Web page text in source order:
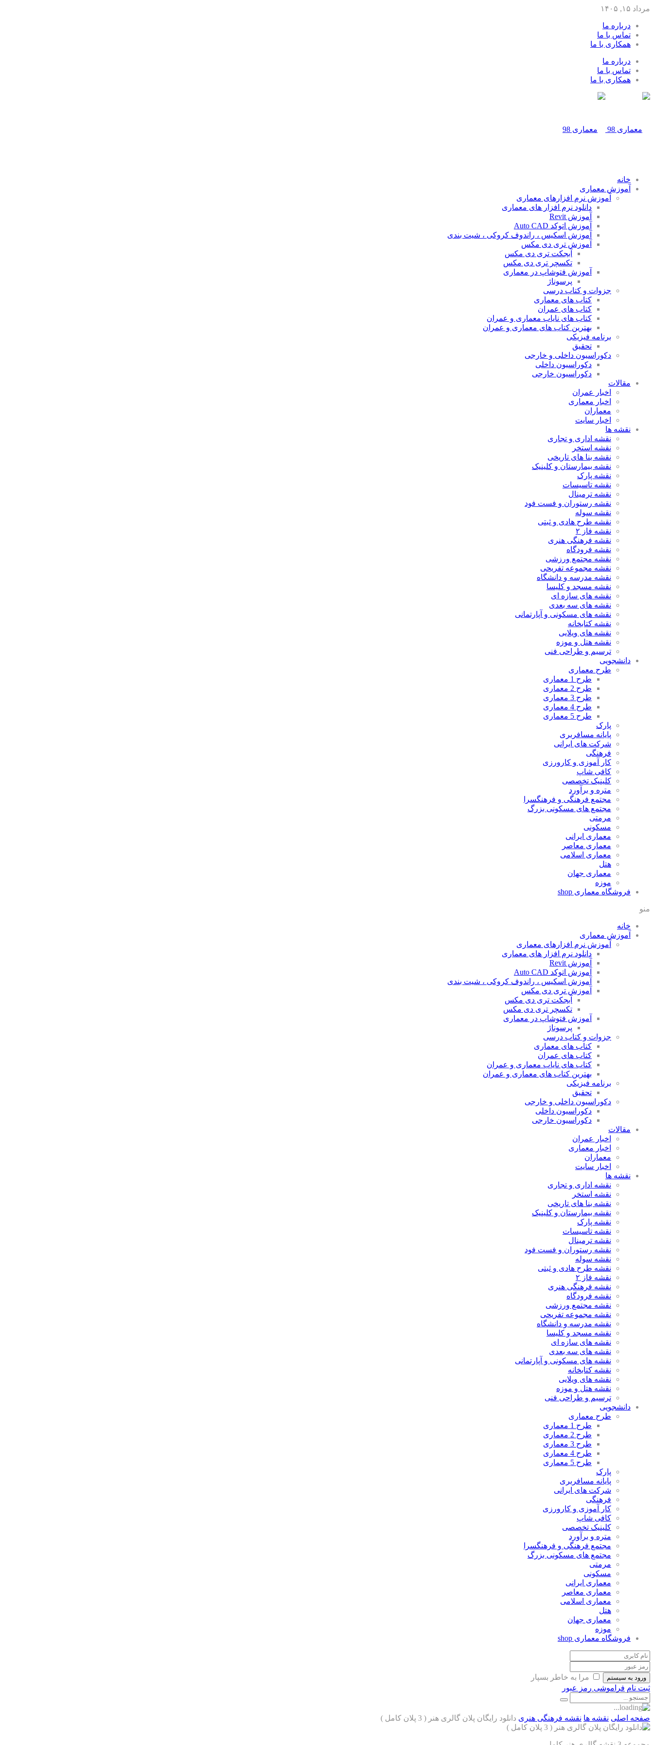
مرداد ۱۵, ۱۴۰۵
درباره ما
تماس با ما
همکاری با ما
درباره ما
تماس با ما
همکاری با ما
خانه
آموزش معماری
آموزش نرم افزارهای معماری
دانلود نرم افزار های معماری
آموزش Revit
آموزش اتوکد Auto CAD
آموزش اسکیس ، راندوف کروکی ، شیت بندی
آموزش تری دی مکس
آبجکت تری دی مکس
تکسچر تری دی مکس
آموزش فتوشاپ در معماری
پرسوناژ
جزوات و کتاب درسی
کتاب های معماری
کتاب های عمران
کتاب های نایاب معماری و عمران
بهترین کتاب های معماری و عمران
برنامه فیزیکی
تحقیق
دکوراسیون داخلی و خارجی
دکوراسیون داخلی
دکوراسیون خارجی
مقالات
اخبار عمران
اخبار معماری
معماران
اخبار سایت
نقشه ها
نقشه اداری و تجاری
نقشه استخر
نقشه بنا های تاریخی
نقشه بیمارستان و کلینیک
نقشه پارک
نقشه تاسیسات
نقشه ترمینال
نقشه رستوران و فست فود
نقشه سوله
نقشه طرح هادی و ثبتی
نقشه فاز ۲
نقشه فرهنگی هنری
نقشه فرودگاه
نقشه مجتمع ورزشی
نقشه مجموعه تفریحی
نقشه مدرسه و دانشگاه
نقشه مسجد و کلیسا
نقشه های سازه ای
نقشه های سه بعدی
نقشه های مسکونی و آپارتمانی
نقشه کتابخانه
نقشه های ویلایی
نقشه هتل و موزه
ترسیم و طراحی فنی
دانشجویی
طرح معماری
طرح 1 معماری
طرح 2 معماری
طرح 3 معماری
طرح 4 معماری
طرح 5 معماری
پارک
پایانه مسافربری
شرکت های ایرانی
فرهنگی
کار آموزی و کارورزی
کافی شاپ
کلینیک تخصصی
متره و برآورد
مجتمع فرهنگی و فرهنگسرا
مجتمع های مسکونی بزرگ
مرمتی
مسکونی
معماری ایرانی
معماری معاصر
معماری اسلامی
هتل
معماری جهان
موزه
فروشگاه معماری shop
منو
خانه
آموزش معماری
آموزش نرم افزارهای معماری
دانلود نرم افزار های معماری
آموزش Revit
آموزش اتوکد Auto CAD
آموزش اسکیس ، راندوف کروکی ، شیت بندی
آموزش تری دی مکس
آبجکت تری دی مکس
تکسچر تری دی مکس
آموزش فتوشاپ در معماری
پرسوناژ
جزوات و کتاب درسی
کتاب های معماری
کتاب های عمران
کتاب های نایاب معماری و عمران
بهترین کتاب های معماری و عمران
برنامه فیزیکی
تحقیق
دکوراسیون داخلی و خارجی
دکوراسیون داخلی
دکوراسیون خارجی
مقالات
اخبار عمران
اخبار معماری
معماران
اخبار سایت
نقشه ها
نقشه اداری و تجاری
نقشه استخر
نقشه بنا های تاریخی
نقشه بیمارستان و کلینیک
نقشه پارک
نقشه تاسیسات
نقشه ترمینال
نقشه رستوران و فست فود
نقشه سوله
نقشه طرح هادی و ثبتی
نقشه فاز ۲
نقشه فرهنگی هنری
نقشه فرودگاه
نقشه مجتمع ورزشی
نقشه مجموعه تفریحی
نقشه مدرسه و دانشگاه
نقشه مسجد و کلیسا
نقشه های سازه ای
نقشه های سه بعدی
نقشه های مسکونی و آپارتمانی
نقشه کتابخانه
نقشه های ویلایی
نقشه هتل و موزه
ترسیم و طراحی فنی
دانشجویی
طرح معماری
طرح 1 معماری
طرح 2 معماری
طرح 3 معماری
طرح 4 معماری
طرح 5 معماری
پارک
پایانه مسافربری
شرکت های ایرانی
فرهنگی
کار آموزی و کارورزی
کافی شاپ
کلینیک تخصصی
متره و برآورد
مجتمع فرهنگی و فرهنگسرا
مجتمع های مسکونی بزرگ
مرمتی
مسکونی
معماری ایرانی
معماری معاصر
معماری اسلامی
هتل
معماری جهان
موزه
فروشگاه معماری shop
ورود به سیستم
مرا به خاطر بسپار
ثبت نام فراموشی رمز عبور
صفحه اصلی نقشه ها نقشه فرهنگی هنری دانلود رایگان پلان گالری هنر ( 3 پلان کامل )